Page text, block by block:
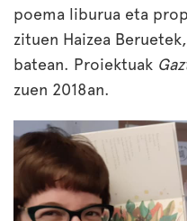
poema liburua eta
zituen Haizea
batean. Proiektuak
zuen 2018an.